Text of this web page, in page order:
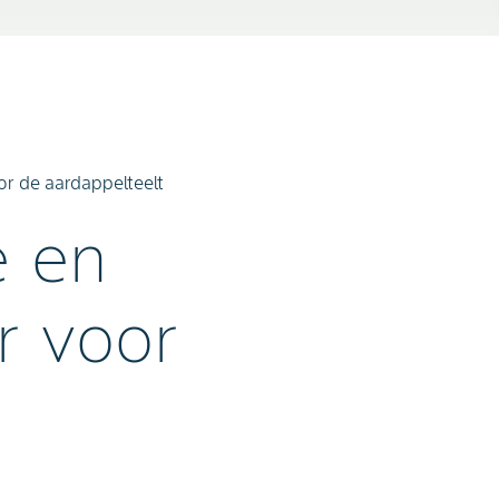
de aardappelteelt
en
voor